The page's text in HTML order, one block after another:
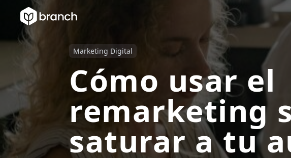
Marketing Digital
Cómo usar el
remarketing
saturar a tu